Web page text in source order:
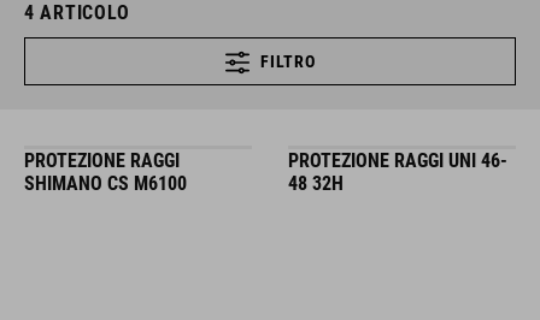
4 ARTICOLO
FILTRO
PROTEZIONE RAGGI
SHIMANO CS M6100
PROTEZIONE RAGGI UNI 46-
48 32H